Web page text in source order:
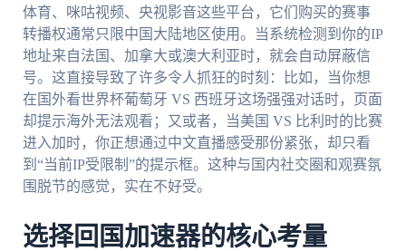
体育、咪咕视频、央视影音这些平台，它们购买的赛事
转播权通常只限中国大陆地区使用。当系统检测到你的IP
地址来自法国、加拿大或澳大利亚时，就会自动屏蔽信
号。这直接导致了许多令人抓狂的时刻：比如，当你想
在国外看世界杯葡萄牙 VS 西班牙这场强强对话时，页面
却提示海外无法观看；又或者，当美国 VS 比利时的比赛
进入加时，你正想通过中文直播感受那份紧张，却只看
到“当前IP受限制”的提示框。这种与国内社交圈和观赛氛
围脱节的感觉，实在不好受。
选择回国加速器的核心考量